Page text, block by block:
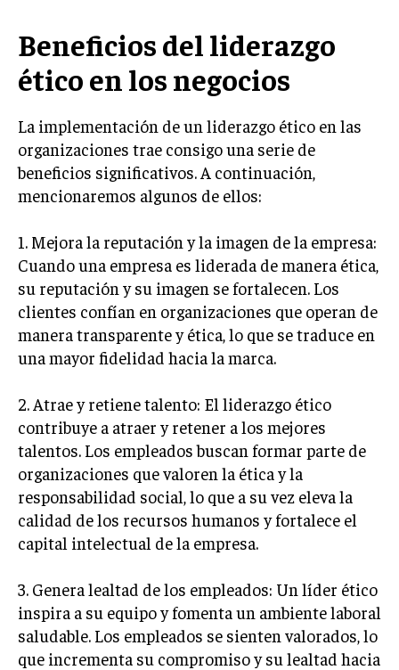
INVESTIGACIÓN DE MERCADO
ANÁLISIS DE COMPETENCIA
EMPRENDIMIENTO
INNOVACIÓN EMPRESARIAL
GESTIÓN DEL CAMBIO
HABILIDADES DIRECTIVAS
EMPRENDIMIENTO
PLANIFICACIÓN EMPRESARIAL
GESTIÓN DE RECURSOS FINANCIEROS
INVERSIONES Y MERCADOS FINANCIEROS
CONTABILIDAD EMPRESARIAL
ECONOMÍA EMPRESARIAL
NEGOCIOS INTERNACIONALES
COMERCIO INTERNACIONAL
EXPANSIÓN GLOBAL
Beneficios del liderazgo
ético en los negocios
La implementación de un liderazgo ético en las
organizaciones trae consigo una serie de
beneficios significativos. A continuación,
mencionaremos algunos de ellos:
1. Mejora la reputación y la imagen de la empresa:
Cuando una empresa es liderada de manera ética,
su reputación y su imagen se fortalecen. Los
clientes confían en organizaciones que operan de
manera transparente y ética, lo que se traduce en
una mayor fidelidad hacia la marca.
2. Atrae y retiene talento: El liderazgo ético
contribuye a atraer y retener a los mejores
talentos. Los empleados buscan formar parte de
organizaciones que valoren la ética y la
responsabilidad social, lo que a su vez eleva la
calidad de los recursos humanos y fortalece el
capital intelectual de la empresa.
3. Genera lealtad de los empleados: Un líder ético
inspira a su equipo y fomenta un ambiente laboral
saludable. Los empleados se sienten valorados, lo
que incrementa su compromiso y su lealtad hacia